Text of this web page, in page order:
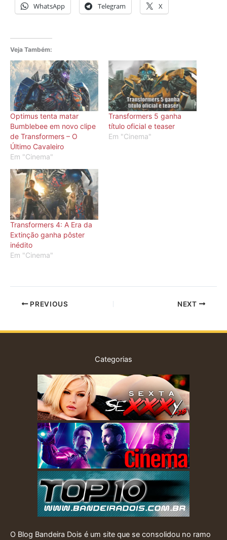
WhatsApp Telegram X
Veja Também:
Optimus tenta matar
Bumblebee em novo clipe
de Transformers – O
Último Cavaleiro
Em "Cinema"
Transformers 5 ganha
título oficial e teaser
Em "Cinema"
Transformers 4: A Era da
Extinção ganha pôster
inédito
Em "Cinema"
PREVIOUS NEXT
Categorias
O Blog Bandeira Dois é um site que se consolidou no ramo